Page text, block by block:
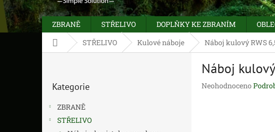
ZBRANĚ STŘELIVO DOPLŇKY KE ZBRANÍM
Domů STŘELIVO Kulové náboje Náboj kulový RWS
kategorie
Kategorie
ZBRANĚ
STŘELIVO
Náboj
Průměrné
Neohodnoceno